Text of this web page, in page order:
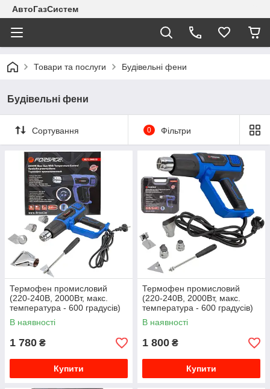
АвтоГазСистем
Товари та послуги Будівельні фени
Будівельні фени
Сортування 0 Фільтри
Термофен промисловий
(220-240В, 2000Вт, макс.
температура - 600 градусів)
Forsage F-HG75-2000LED
В наявності
1 780 ₴
Купити
Термофен промисловий
(220-240В, 2000Вт, макс.
температура - 600 градусів)
F-HG70-2000LED
В наявності
1 800 ₴
Купити